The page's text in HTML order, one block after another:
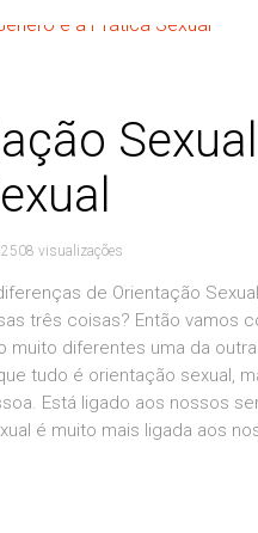
visualizações
de Orientação
três coisas? Então vamos
muito diferentes uma da
tudo é orientação sexual,
Está ligado aos nossos
é muito mais ligada aos